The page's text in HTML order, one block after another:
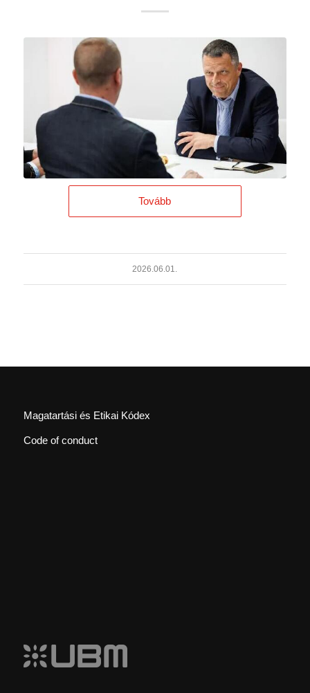
Tovább
2026.06.01.
Magatartási és Etikai Kódex
Code of conduct